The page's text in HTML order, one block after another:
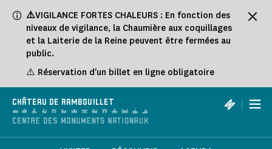
⚠️VIGILANCE FORTES CHALEURS : En fonction des
niveaux de vigilance, la Chaumière aux coquillages
et la Laiterie de la Reine peuvent être fermées au
public.
⚠️ Réservation d'un billet en ligne obligatoire
CHÂTEAU DE RAMBOUILLET |